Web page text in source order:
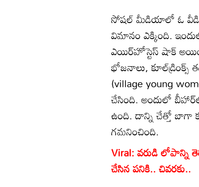
సోషల్ మీడియాలో ఓ
విమానం ఎక్కింది.
ఎయిర్‌హోస్టెస్ షాక్
భోజనాలు,
(village young
చేసింది. అందులో
ఉంది. దాన్ని చేత్తో బాగా
గమనించింది.
Viral: వరుడి లోపాన్ని
చేసిన పనికి.. చివరకు..